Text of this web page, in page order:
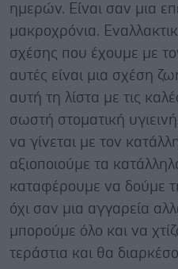
ημερών. Είναι σαν μια
μακροχρόνια.
σχέσης που έχουμε με
αυτές είναι μια σχέση
αυτή τη λίστα με τις
σωστή στοματική
να γίνεται με τον
αξιοποιούμε τα
καταφέρουμε να δούμε
όχι σαν μια αγγαρεία
μπορούμε όλο και να
τεράστια και θα